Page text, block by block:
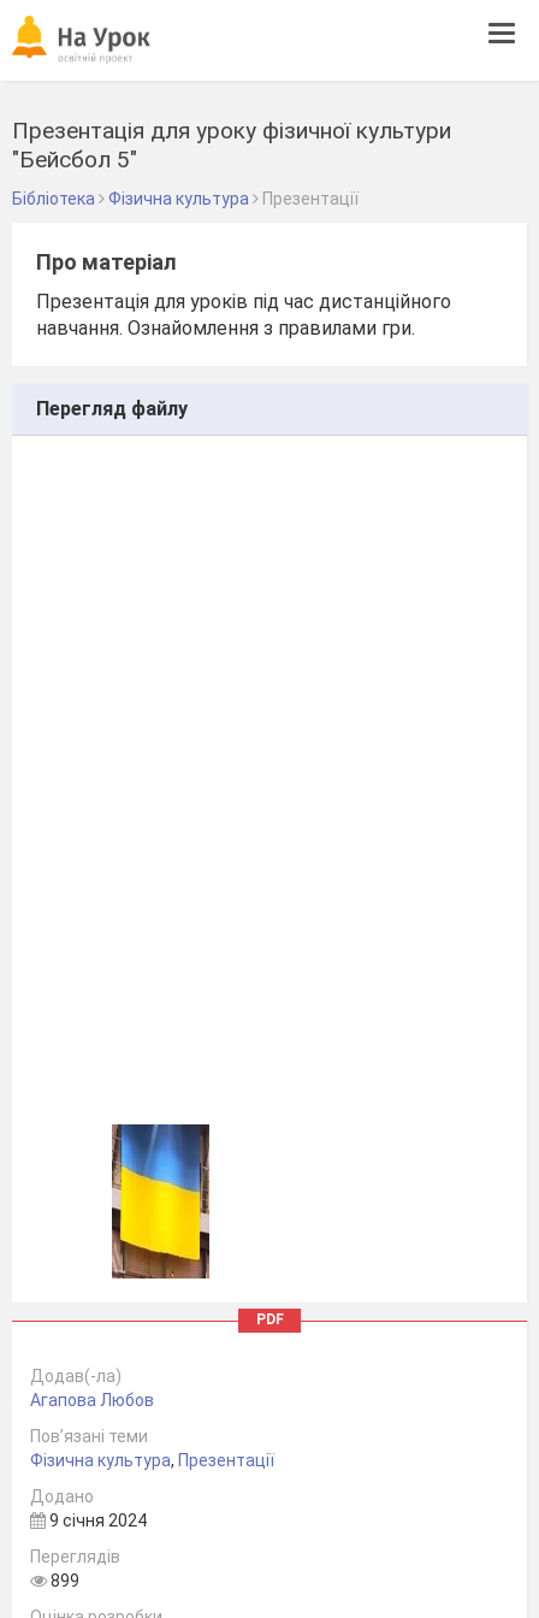
Презентація для уроку фізичної культури
"Бейсбол 5"
Бібліотека Фізична культура Презентації
Про матеріал
Презентація для уроків під час дистанційного
навчання. Ознайомлення з правилами гри.
Перегляд файлу
PDF
Додав(-ла)
Агапова Любов
Пов’язані теми
Фізична культура, Презентації
Додано
9 січня 2024
Переглядів
899